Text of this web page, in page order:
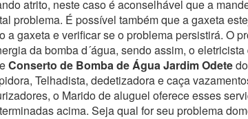
atrito, neste caso é aconselhável que a
problema. É possível também que a gaxeta
a gaxeta e verificar se o problema persistirá. O
da bomba d´água, sendo assim, o
Conserto de Bomba de Água Jardim Odete
Telhadista, dedetizadora e caça
o Marido de aluguel oferece esses
acima. Seja qual for seu problema